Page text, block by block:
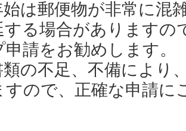
は郵便物が非常に混
する場合がありますの
請をお勧めします。
の不足、不備により
すので、正確な申請に